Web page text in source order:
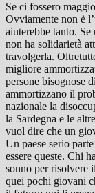
Se ci fossero
Ovviamente non è
aiuterebbe tanto. Se
non ha solidarietà
travolgerla.
migliore
persone bisognose
ammortizzano il
nazionale la
la Sardegna e le
vuol dire che un
Un paese serio
essere queste. Chi
sonno per risolvere
quei pochi giovani